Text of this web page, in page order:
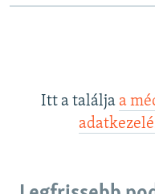
Itt a találja a